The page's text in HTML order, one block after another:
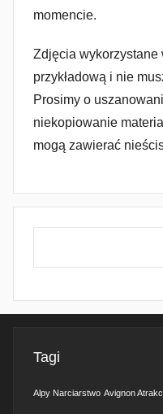
momencie.
Zdjęcia wykorzystane
przykładową i nie
Prosimy o
niekopiowanie
mogą zawierać
Tagi
Alpy Narciarstwo Avignon